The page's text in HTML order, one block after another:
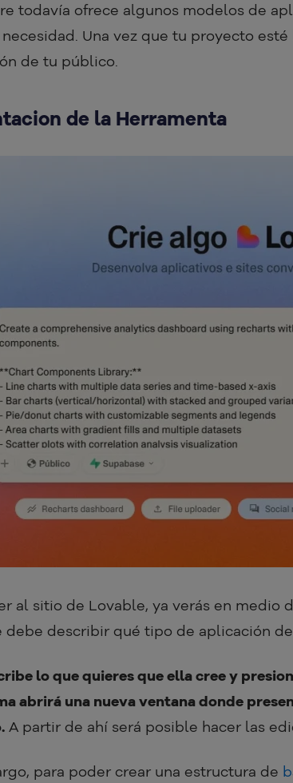
todavía ofrece algunos modelos de
Una vez que tu proyecto
de tu público.
de la Herramenta
al sitio de Lovable, ya verás en medio
debe describir qué tipo de aplicación
lo que quieres que ella cree y
abrirá una nueva ventana donde
A partir de ahí será posible hacer las
para poder crear una estructura de